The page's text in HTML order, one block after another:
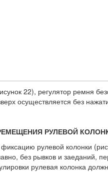
22), регулятор ремня
осуществляется без
РУЛЕВОЙ
рулевой колонки
без рывков и заеданий,
рулевая колонка